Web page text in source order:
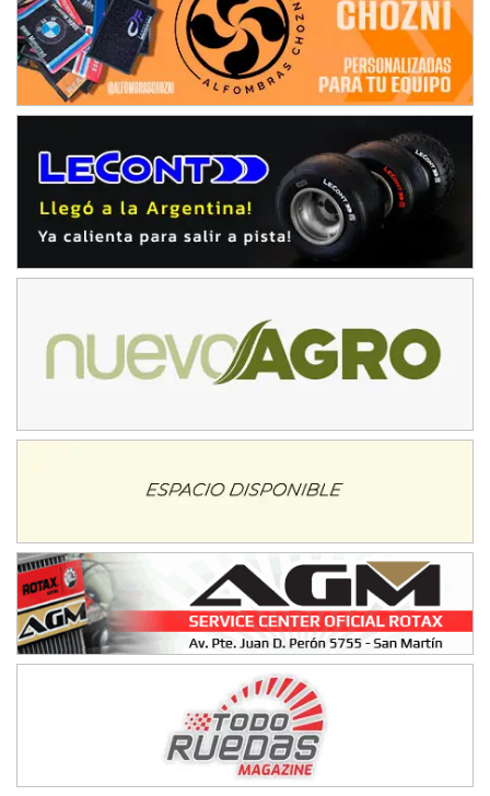
Avellaneda (Santa Fe)
SUR SANTAFESINO - F4
José Samuel Sánchez (Tierra)
Rufino (Santa Fe)
TUCUMANO - F5
Juan Navarro (Asfalto)
El Timbó (Tucumán)